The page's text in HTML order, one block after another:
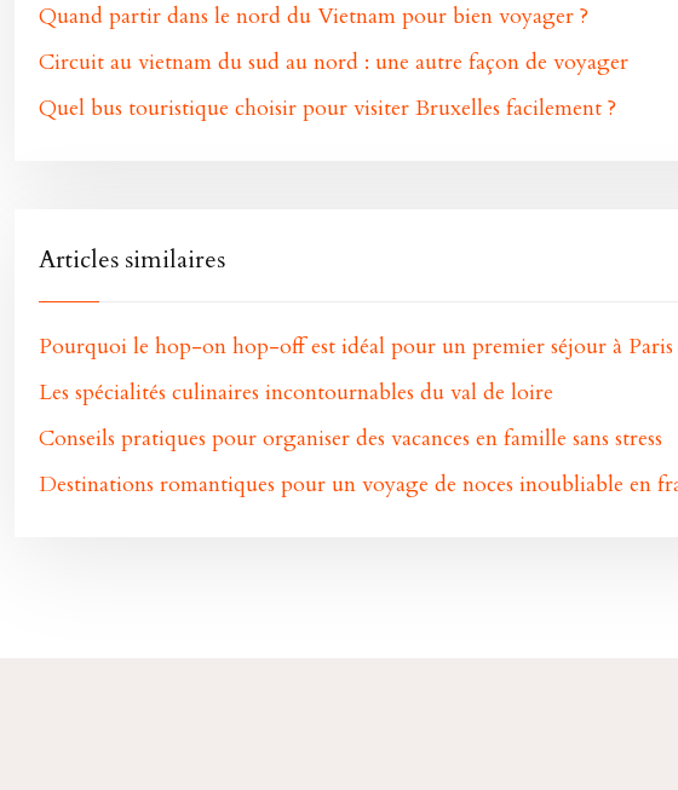
Quand partir dans le nord du Vietnam pour bien voyager ?
Circuit au vietnam du sud au nord : une autre façon de voyager
Quel bus touristique choisir pour visiter Bruxelles facilement ?
Articles similaires
Pourquoi le hop-on hop-off est idéal pour un premier séjour à Paris
Les spécialités culinaires incontournables du val de loire
Conseils pratiques pour organiser des vacances en famille sans stress
Destinations romantiques pour un voyage de noces inoubliable en